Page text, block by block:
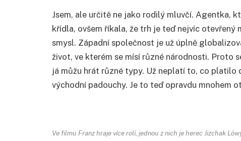
Jsem, ale určitě ne jako rodilý mluvčí. Agentka,
křídla, ovšem říkala, že trh je teď nejvíc otevřený
smysl. Západní společnost je už úplně
život, ve kterém se mísí různé národnosti. Proto
já můžu hrát různé typy. Už neplatí to, co platilo
východní padouchy. Je to teď opravdu mnohem
Ve filmu Franz hraje více rolí, jednou z nich je herec Jizchak